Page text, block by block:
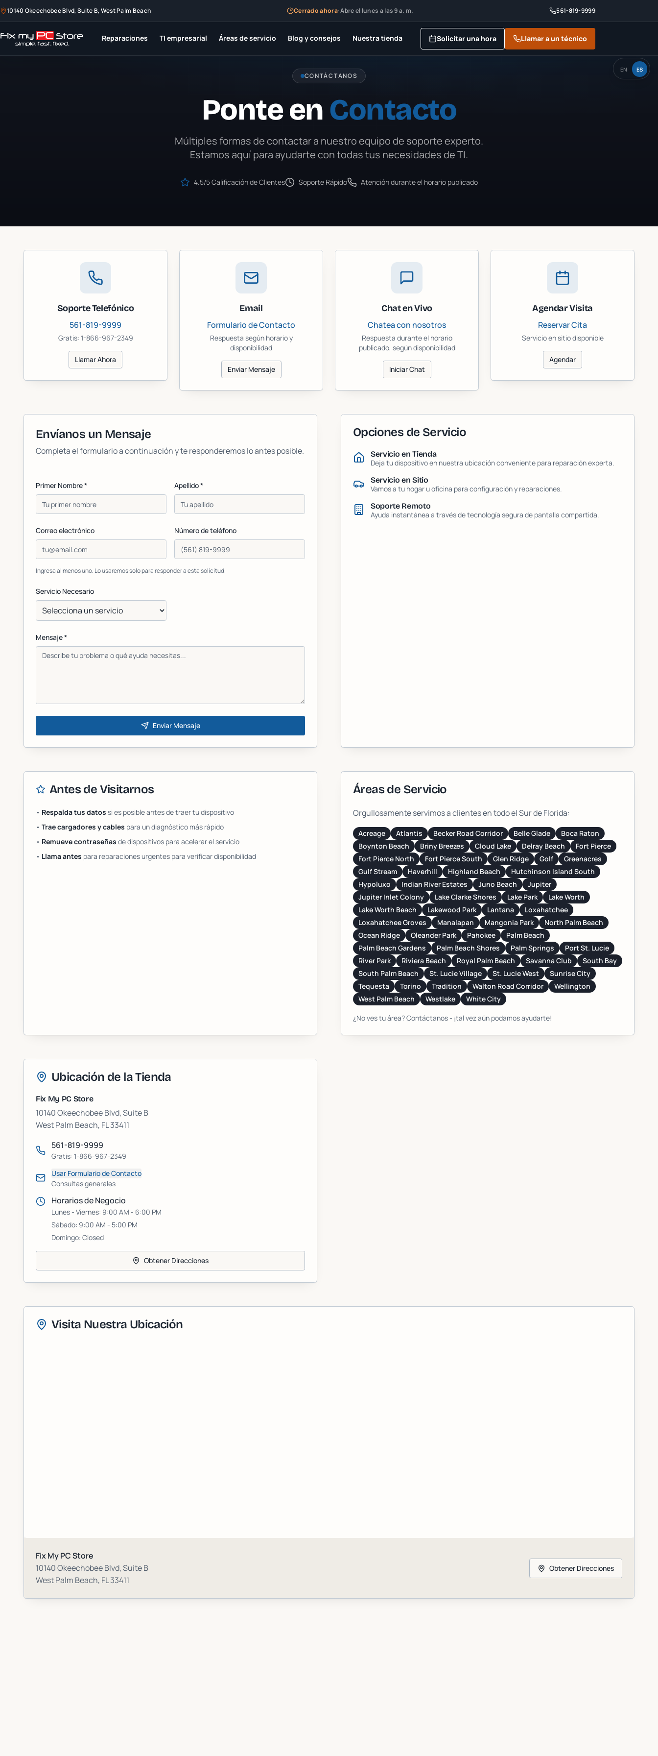
10140 Okeechobee Blvd, Suite B, West Palm Beach Cerrado ahora·Abre el lunes a las 9 a. m. 561-819-9999
Reparaciones TI empresarial Áreas de servicio Blog y consejos Nuestra tienda Solicitar una hora Llamar a un técnico
ES
EN
CONTÁCTANOS
Ponte en Contacto
Múltiples formas de contactar a nuestro equipo de soporte experto.
Estamos aquí para ayudarte con todas tus necesidades de TI.
4.5/5Calificación de Clientes Soporte Rápido Atención durante el horario publicado
Soporte Telefónico
561-819-9999
Gratis: 1-866-967-2349
Llamar Ahora
Email
Formulario de Contacto
Respuesta según horario y
disponibilidad
Enviar Mensaje
Chat en Vivo
Chatea con nosotros
Respuesta durante el horario
publicado, según disponibilidad
Iniciar Chat
Agendar Visita
Reservar Cita
Servicio en sitio disponible
Agendar
Envíanos un Mensaje
Completa el formulario a continuación y te responderemos lo antes posible.
Primer Nombre * Apellido *
Correo electrónico Número de teléfono
Ingresa al menos uno. Lo usaremos solo para responder a esta solicitud.
Servicio Necesario
Mensaje *
Enviar Mensaje
Opciones de Servicio
Servicio en Tienda
Deja tu dispositivo en nuestra ubicación conveniente para reparación experta.
Servicio en Sitio
Vamos a tu hogar u oficina para configuración y reparaciones.
Soporte Remoto
Ayuda instantánea a través de tecnología segura de pantalla compartida.
Antes de Visitarnos
• Respalda tus datos si es posible antes de traer tu dispositivo
• Trae cargadores y cables para un diagnóstico más rápido
• Remueve contraseñas de dispositivos para acelerar el servicio
• Llama antes para reparaciones urgentes para verificar disponibilidad
Áreas de Servicio
Orgullosamente servimos a clientes en todo el Sur de Florida:
Acreage Atlantis Becker Road Corridor Belle Glade
Boca Raton
Boynton Beach
Briny Breezes Cloud Lake Delray Beach
Fort Pierce
Fort Pierce North
Fort Pierce South Glen Ridge Golf
Greenacres
Gulf Stream
Haverhill Highland Beach
Hutchinson Island South
Hypoluxo
Indian River Estates Juno Beach
Jupiter
Jupiter Inlet Colony
Lake Clarke Shores Lake Park
Lake Worth
Lake Worth Beach
Lakewood Park Lantana
Loxahatchee
Loxahatchee Groves
Manalapan Mangonia Park
North Palm Beach
Ocean Ridge
Oleander Park Pahokee
Palm Beach
Palm Beach Gardens
Palm Beach Shores Palm Springs
Port St. Lucie
River Park
Riviera Beach Royal Palm Beach Savanna Club
South Bay
South Palm Beach
St. Lucie Village St. Lucie West
Sunrise City
Tequesta
Torino Tradition Walton Road Corridor
Wellington
West Palm Beach
Westlake White City
¿No ves tu área? Contáctanos - ¡tal vez aún podamos ayudarte!
Ubicación de la Tienda
Fix My PC Store
10140 Okeechobee Blvd, Suite B
West Palm Beach, FL33411
561-819-9999
Gratis: 1-866-967-2349
Usar Formulario de Contacto
Consultas generales
Horarios de Negocio
Lunes - Viernes: 9:00 AM - 6:00 PM
Sábado: 9:00 AM - 5:00 PM
Domingo: Closed
Obtener Direcciones
Visita Nuestra Ubicación
Fix My PC Store
10140 Okeechobee Blvd, Suite B
West Palm Beach, FL33411
Obtener Direcciones